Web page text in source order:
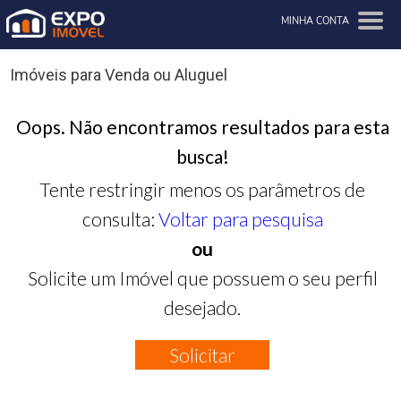
MINHA CONTA
Imóveis para Venda ou Aluguel
Oops. Não encontramos resultados para esta
busca!
Tente restringir menos os parâmetros de
consulta: Voltar para pesquisa
ou
Solicite um Imóvel que possuem o seu perfil
desejado.
Solicitar